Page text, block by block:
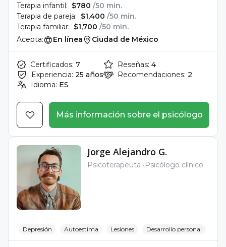
Terapia infantil: $780 /50 min.
Terapia de pareja: $1,400 /50 min.
Terapia familiar: $1,700 /50 min.
Acepta:
En línea Ciudad de México
Certificados: 7
Experiencia: 25 años
Idioma: ES
Reseñas: 4
Recomendaciones: 2
Más información sobre el psicólogo
Jorge Alejandro G.
Psicoterapeuta Psicólogo clínico
Depresión Autoestima Lesiones Desarrollo personal